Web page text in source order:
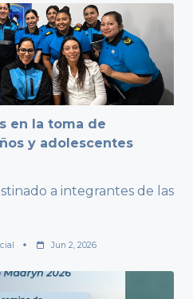
en la toma de
y adolescentes
a integrantes de las
Jun 2, 2026